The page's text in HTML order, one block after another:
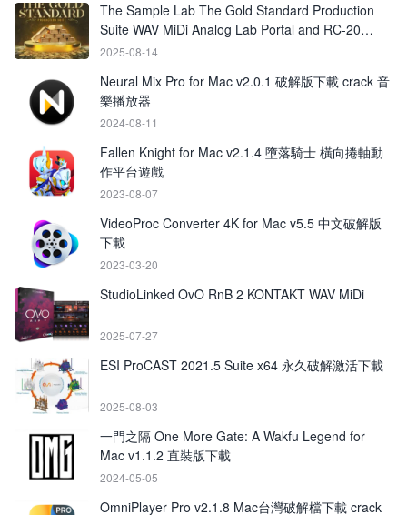
The Sample Lab The Gold Standard Production
Suite WAV MiDi Analog Lab Portal and RC-20
Presets-FANTASTiC
2025-08-14
Neural Mix Pro for Mac v2.0.1 破解版下載 crack 音
樂播放器
2024-08-11
Fallen Knight for Mac v2.1.4 墮落騎士 橫向捲軸動
作平台遊戲
2023-08-07
VideoProc Converter 4K for Mac v5.5 中文破解版
下載
2023-03-20
StudioLinked OvO RnB 2 KONTAKT WAV MiDi
2025-07-27
ESI ProCAST 2021.5 Suite x64 永久破解激活下載
2025-08-03
一門之隔 One More Gate: A Wakfu Legend for
Mac v1.1.2 直裝版下載
2024-05-05
OmniPlayer Pro v2.1.8 Mac台灣破解檔下載 crack